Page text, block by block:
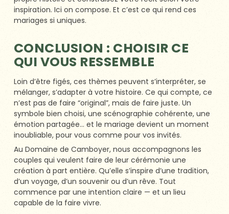
inspiration. Ici on compose. Et c’est ce qui rend ces
mariages si uniques.
CONCLUSION : CHOISIR CE
QUI VOUS RESSEMBLE
Loin d’être figés, ces thèmes peuvent s’interpréter, se
mélanger, s’adapter à votre histoire. Ce qui compte, ce
n’est pas de faire “original”, mais de faire juste. Un
symbole bien choisi, une scénographie cohérente, une
émotion partagée… et le mariage devient un moment
inoubliable, pour vous comme pour vos invités.
Au Domaine de Camboyer, nous accompagnons les
couples qui veulent faire de leur cérémonie une
création à part entière. Qu’elle s’inspire d’une tradition,
d’un voyage, d’un souvenir ou d’un rêve. Tout
commence par une intention claire — et un lieu
capable de la faire vivre.